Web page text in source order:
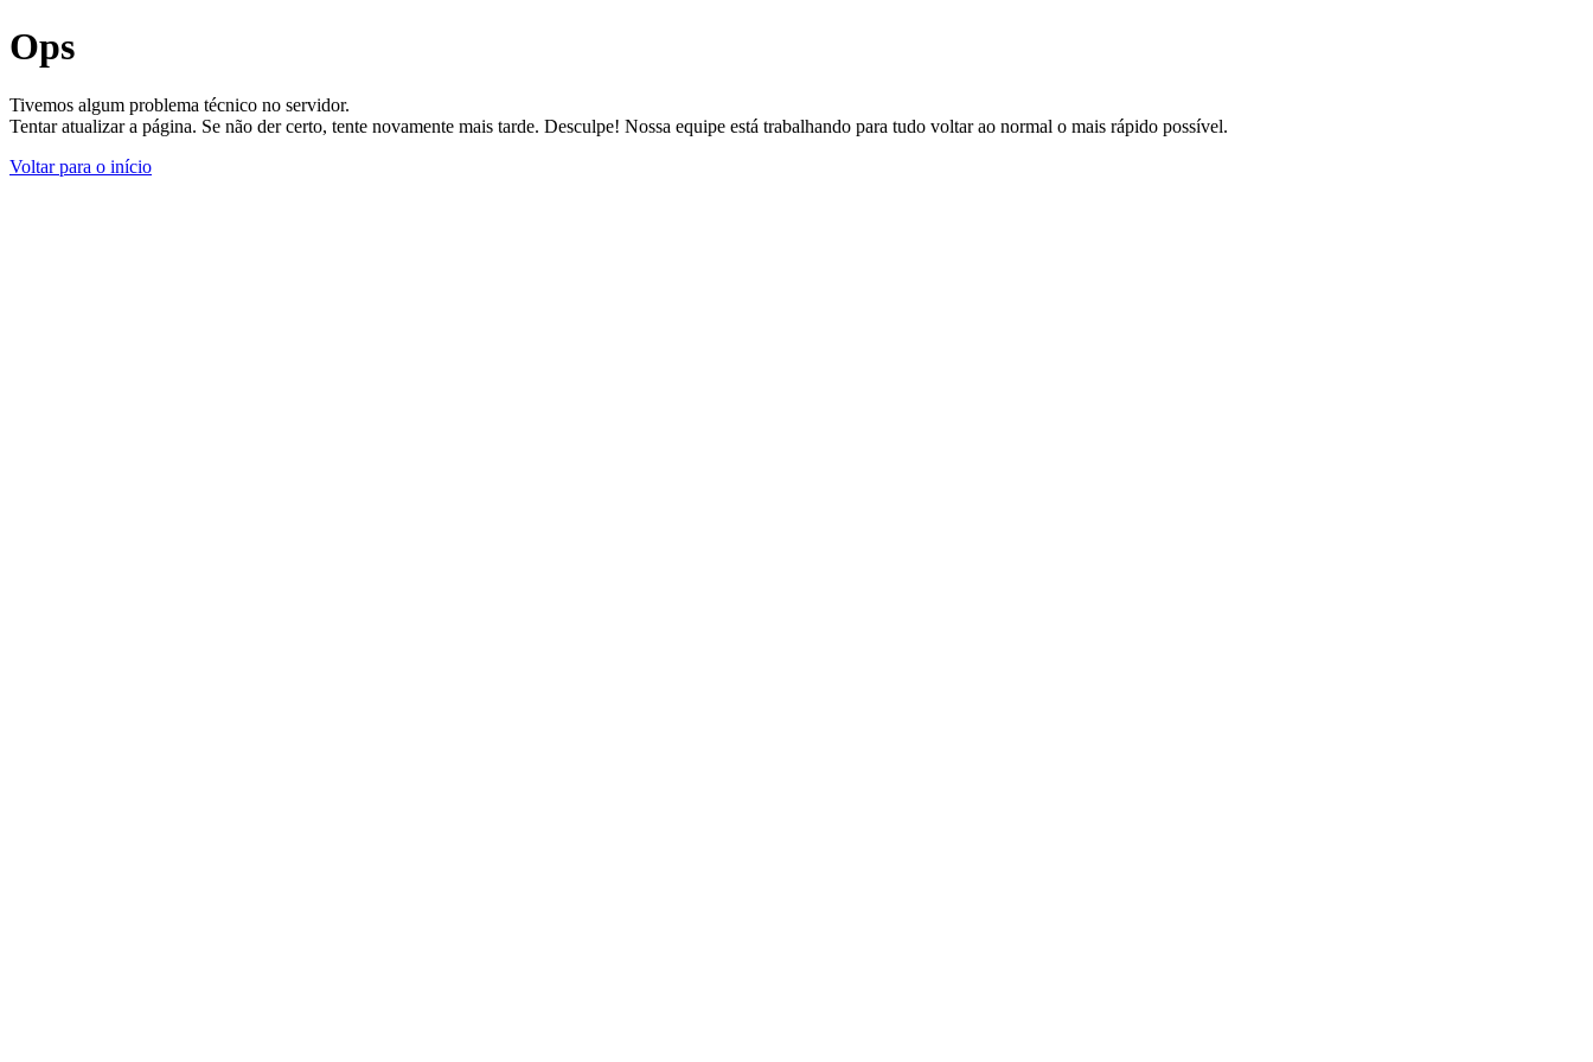
Ops
Tivemos algum problema técnico no servidor.
Tentar atualizar a página. Se não der certo, tente novamente mais tarde. Desculpe! Nossa equipe está trabalhando para tudo voltar ao normal o mais rápido possível.
Voltar para o início